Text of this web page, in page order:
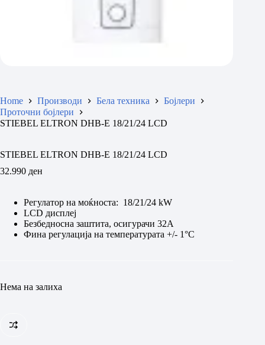
Home Производи Бела техника
Бојлери
Проточни бојлери
STIEBEL ELTRON DHB-E 18/21/24 LCD
STIEBEL ELTRON DHB-E 18/21/24 LCD
32.990 ден
Регулатор на моќноста: 18/21/24 kW
LCD дисплеј
Безбедносна заштита, осигурачи 32А
Фина регулација на температурата +/- 1°C
Нема на залиха